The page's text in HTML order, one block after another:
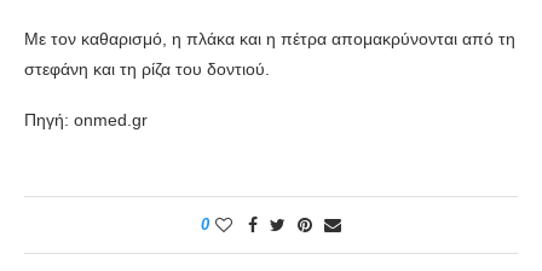
Με τον καθαρισμό, η πλάκα και η πέτρα απομακρύνονται από τη
στεφάνη και τη ρίζα του δοντιού.
Πηγή: onmed.gr
0